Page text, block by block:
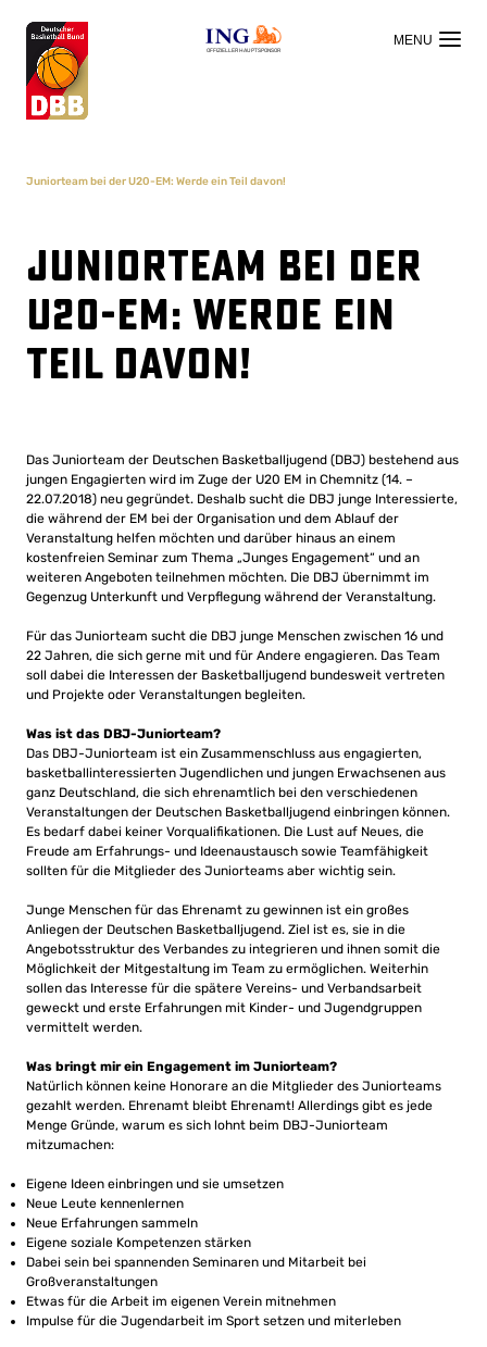
OFFIZIELLER HAUPTSPONSOR
Juniorteam bei der U20-EM: Werde ein Teil davon!
Juniorteam bei der
U20-EM: Werde ein
Teil davon!
Das Juniorteam der Deutschen Basketballjugend (DBJ) bestehend aus
jungen Engagierten wird im Zuge der U20 EM in Chemnitz (14. –
22.07.2018) neu gegründet. Deshalb sucht die DBJ junge Interessierte,
die während der EM bei der Organisation und dem Ablauf der
Veranstaltung helfen möchten und darüber hinaus an einem
kostenfreien Seminar zum Thema „Junges Engagement“ und an
weiteren Angeboten teilnehmen möchten. Die DBJ übernimmt im
Gegenzug Unterkunft und Verpflegung während der Veranstaltung.
Für das Juniorteam sucht die DBJ junge Menschen zwischen 16 und
22 Jahren, die sich gerne mit und für Andere engagieren. Das Team
soll dabei die Interessen der Basketballjugend bundesweit vertreten
und Projekte oder Veranstaltungen begleiten.
Was ist das DBJ-Juniorteam?
Das DBJ-Juniorteam ist ein Zusammenschluss aus engagierten,
basketballinteressierten Jugendlichen und jungen Erwachsenen aus
ganz Deutschland, die sich ehrenamtlich bei den verschiedenen
Veranstaltungen der Deutschen Basketballjugend einbringen können.
Es bedarf dabei keiner Vorqualifikationen. Die Lust auf Neues, die
Freude am Erfahrungs- und Ideenaustausch sowie Teamfähigkeit
sollten für die Mitglieder des Juniorteams aber wichtig sein.
Junge Menschen für das Ehrenamt zu gewinnen ist ein großes
Anliegen der Deutschen Basketballjugend. Ziel ist es, sie in die
Angebotsstruktur des Verbandes zu integrieren und ihnen somit die
Möglichkeit der Mitgestaltung im Team zu ermöglichen. Weiterhin
sollen das Interesse für die spätere Vereins- und Verbandsarbeit
geweckt und erste Erfahrungen mit Kinder- und Jugendgruppen
vermittelt werden.
Was bringt mir ein Engagement im Juniorteam?
Natürlich können keine Honorare an die Mitglieder des Juniorteams
gezahlt werden. Ehrenamt bleibt Ehrenamt! Allerdings gibt es jede
Menge Gründe, warum es sich lohnt beim DBJ-Juniorteam
mitzumachen:
Eigene Ideen einbringen und sie umsetzen
Neue Leute kennenlernen
Neue Erfahrungen sammeln
Eigene soziale Kompetenzen stärken
Dabei sein bei spannenden Seminaren und Mitarbeit bei
Großveranstaltungen
Etwas für die Arbeit im eigenen Verein mitnehmen
Impulse für die Jugendarbeit im Sport setzen und miterleben